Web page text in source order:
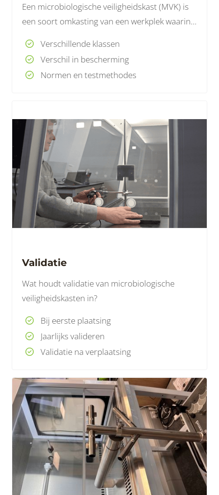
Een microbiologische veiligheidskast (MVK) is
een soort omkasting van een werkplek waarin
Afhankelijk van de klasse veilig voor de
gebruiker, het product en de omgeving.
Verschillende klassen
Verschil in bescherming
Normen en testmethodes
Validatie
Wat houdt validatie van microbiologische
veiligheidskasten in?
Bij eerste plaatsing
Jaarlijks valideren
Validatie na verplaatsing